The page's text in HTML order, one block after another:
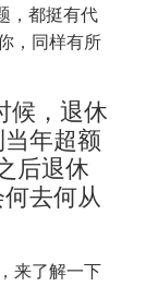
，都挺有代
，同样有所
候，退休
年超额
后退休
去何从
来了解一下